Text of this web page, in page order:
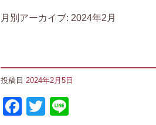
月別アーカイブ: 2024年2月
投稿日 2024年2月5日
Facebook
Twitter